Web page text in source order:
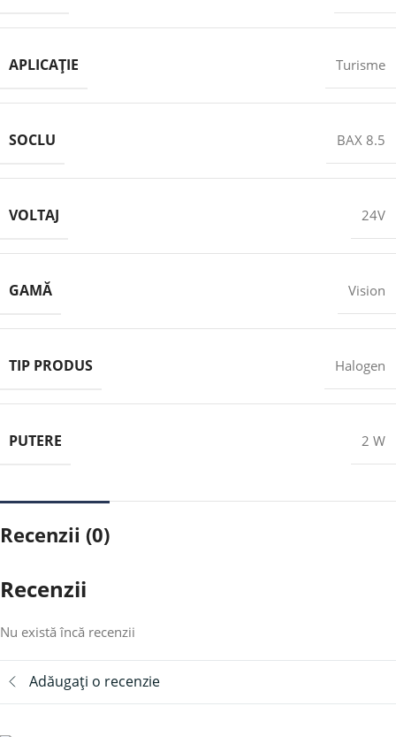
APLICAȚIE Turisme
SOCLU BAX 8.5
VOLTAJ 24V
GAMĂ Vision
TIP PRODUS Halogen
PUTERE 2 W
Recenzii (0)
Recenzii
Nu există încă recenzii
Adăugați o recenzie